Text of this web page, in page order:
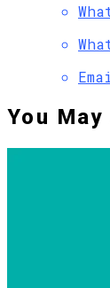
You